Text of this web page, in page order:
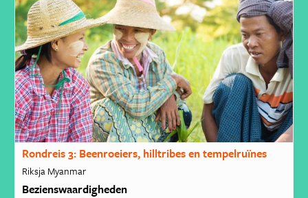
Rondreis 3: Beenroeiers, hilltribes en tempelruïnes
Riksja Myanmar
Bezienswaardigheden